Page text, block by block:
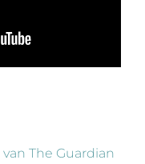
van The Guardian